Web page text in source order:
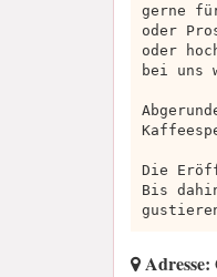
gerne
oder
oder
bei uns
Die
Bis
Adresse: